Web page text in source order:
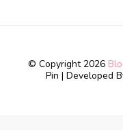
© Copyright 2026
Pin | Developed